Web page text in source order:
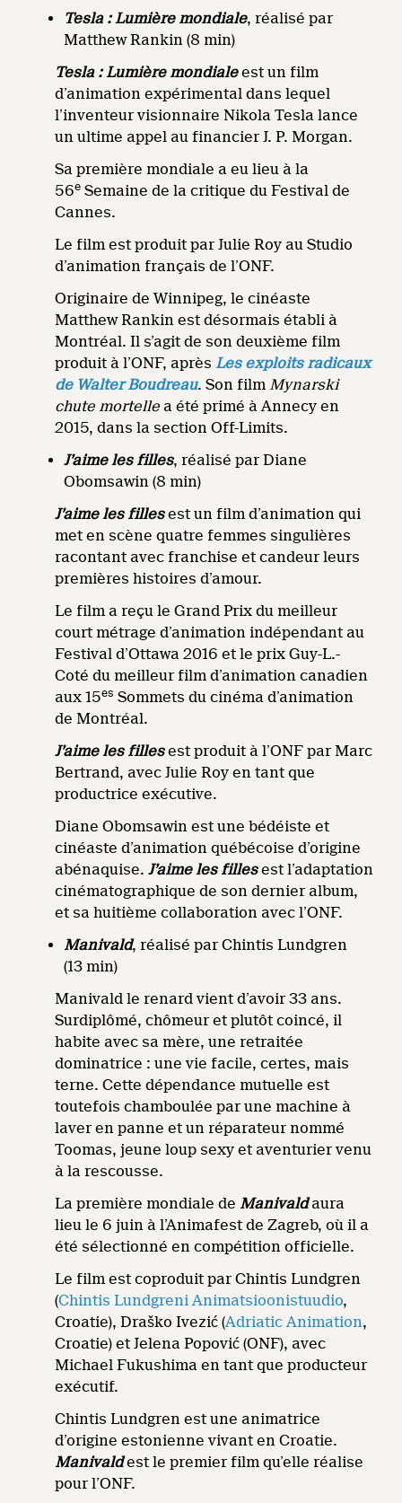
Tesla : Lumière mondiale, réalisé par
Matthew Rankin (8 min)
Tesla : Lumière mondialeest un film
d’animation expérimental dans lequel
l’inventeur visionnaire Nikola Tesla lance
un ultime appel au financier J. P. Morgan.
Sa première mondiale a eu lieu à la
56e Semaine de la critique du Festival de
Cannes.
Le film est produit par Julie Roy au Studio
d’animation français de l’ONF.
Originaire de Winnipeg, le cinéaste
Matthew Rankin est désormais établi à
Montréal. Il s’agit de son deuxième film
produit à l’ONF, après Les exploits radicaux
de Walter Boudreau. Son film Mynarski
chute mortelle a été primé à Annecy en
2015, dans la section Off-Limits.
J’aime les filles, réalisé par Diane
Obomsawin (8 min)
J’aime les filles est un film d’animation qui
met en scène quatre femmes singulières
racontant avec franchise et candeur leurs
premières histoires d’amour.
Le film a reçu le Grand Prix du meilleur
court métrage d’animation indépendant au
Festival d’Ottawa 2016 et le prix Guy-L.-
Coté du meilleur film d’animation canadien
aux 15es Sommets du cinéma d’animation
de Montréal.
J’aime les fillesest produit à l’ONF par Marc
Bertrand, avec Julie Roy en tant que
productrice exécutive.
Diane Obomsawin est une bédéiste et
cinéaste d’animation québécoise d’origine
abénaquise.J’aime les fillesest l’adaptation
cinématographique de son dernier album,
et sa huitième collaboration avec l’ONF.
Manivald, réalisé par Chintis Lundgren
(13 min)
Manivald le renard vient d’avoir 33 ans.
Surdiplômé, chômeur et plutôt coincé, il
habite avec sa mère, une retraitée
dominatrice : une vie facile, certes, mais
terne. Cette dépendance mutuelle est
toutefois chamboulée par une machine à
laver en panne et un réparateur nommé
Toomas, jeune loup sexy et aventurier venu
à la rescousse.
La première mondiale de Manivaldaura
lieu le 6 juin à l’Animafest de Zagreb, où il a
été sélectionné en compétition officielle.
Le film est coproduit par Chintis Lundgren
(Chintis Lundgreni Animatsioonistuudio,
Croatie), Draško Ivezić (Adriatic Animation,
Croatie) et Jelena Popović (ONF), avec
Michael Fukushima en tant que producteur
exécutif.
Chintis Lundgren est une animatrice
d’origine estonienne vivant en Croatie.
Manivaldest le premier film qu’elle réalise
pour l’ONF.